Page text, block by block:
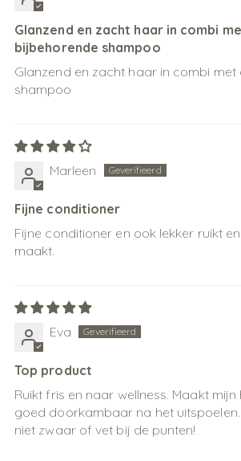
Glanzend en zacht haar in combi
bijbehorende shampoo
Glanzend en zacht haar in combi
shampoo
Marleen
Fijne conditioner
Fijne conditioner en ook lekker ruikt
maakt.
Eva
Top product
Ruikt fris en naar wellness. Maakt
goed doorkambaar na het
niet zwaar of vet bij de punten!